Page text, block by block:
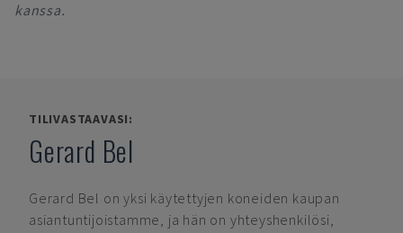
kanssa.
TILIVASTAAVASI:
Gerard Bel
Gerard Bel on yksi käytettyjen koneiden kaupan
asiantuntijoistamme, ja hän on yhteyshenkilösi,